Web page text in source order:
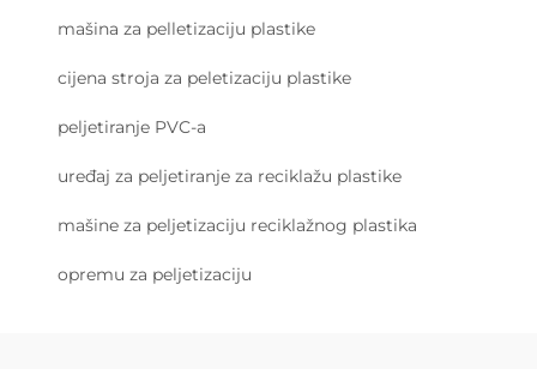
mašina za pelletizaciju plastike
cijena stroja za peletizaciju plastike
peljetiranje PVC-a
uređaj za peljetiranje za reciklažu plastike
mašine za peljetizaciju reciklažnog plastika
opremu za peljetizaciju